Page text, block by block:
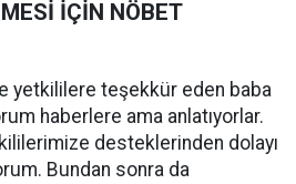
İÇİN NÖBET
yetkililere teşekkür eden baba
haberlere ama anlatıyorlar.
desteklerinden dolayı
Bundan sonra da